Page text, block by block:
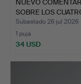
NUEVO
SOBRE LOS
LIBROS E…
Subastado 26 jul 2026
1 puja
34 USD